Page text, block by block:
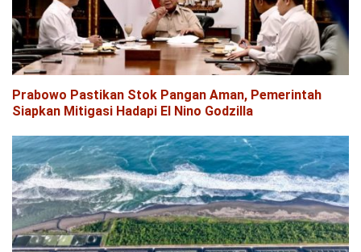
Prabowo Pastikan Stok Pangan Aman, Pemerintah
Siapkan Mitigasi Hadapi El Nino Godzilla